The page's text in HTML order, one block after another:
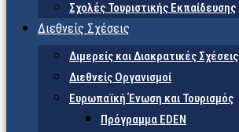
Σχολές Τουριστικής Εκπαίδευσης
Διεθνείς Σχέσεις
Διμερείς και Διακρατικές Σχέσεις
Διεθνείς Οργανισμοί
Ευρωπαϊκή Ένωση και Τουρισμός
Πρόγραμμα EDEN